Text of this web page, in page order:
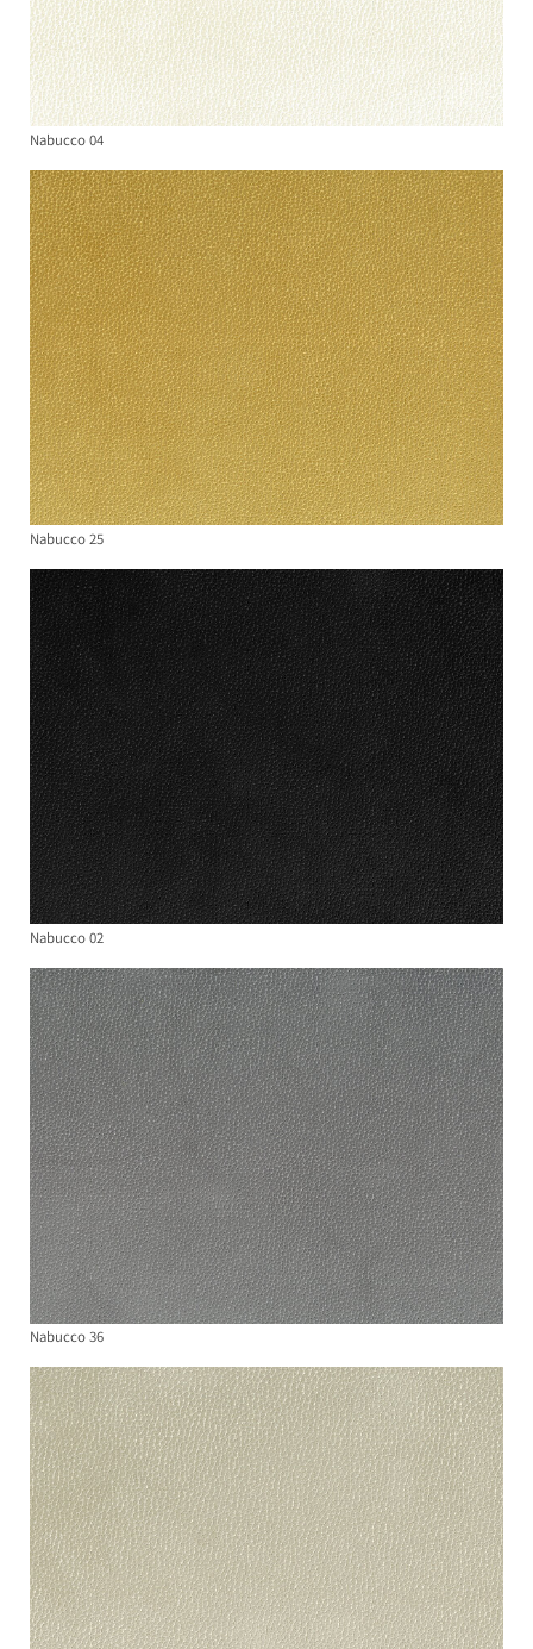
Nabucco 04
Nabucco 25
Nabucco 02
Nabucco 36